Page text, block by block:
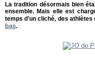
La tradition désormais bien
ensemble. Mais elle est
temps d'un cliché, des
bas.